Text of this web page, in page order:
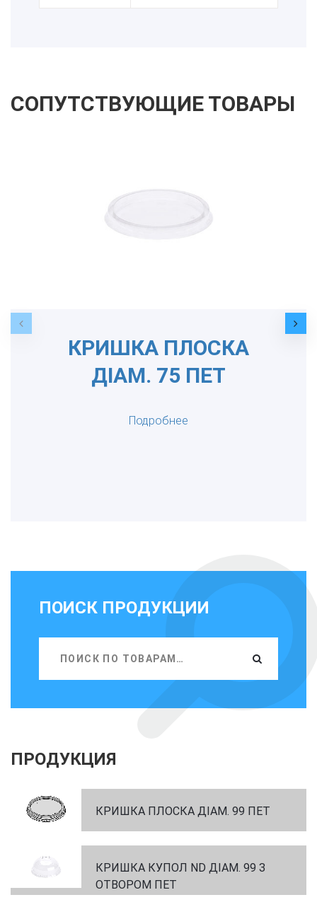
СОПУТСТВУЮЩИЕ ТОВАРЫ
КРИШКА ПЛОСКА
ДІАМ. 75 ПЕТ
Подробнее
ПОИСК ПРОДУКЦИИ
ПРОДУКЦИЯ
КРИШКА ПЛОСКА ДІАМ. 99 ПЕТ
КРИШКА КУПОЛ ND ДІАМ. 99 З
ОТВОРОМ ПЕТ